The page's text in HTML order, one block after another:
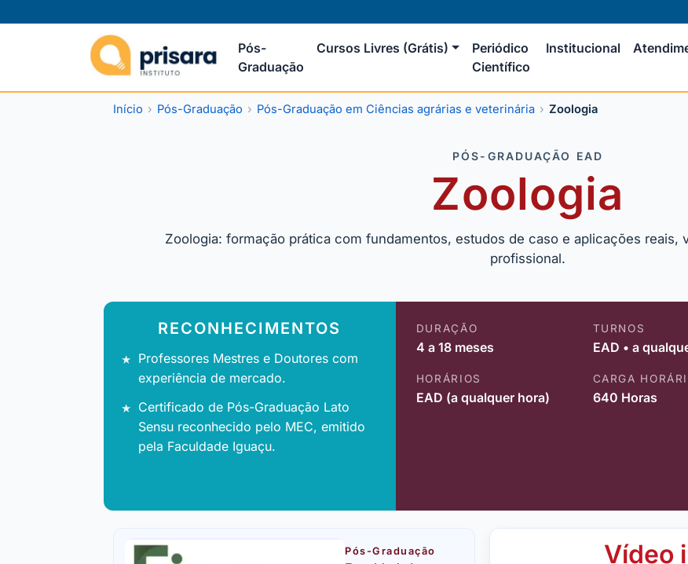
Pós-
Graduação
Cursos Livres (Grátis)
Periódico
Científico
Institucional
Início Pós-Graduação Pós-Graduação em Ciências agrárias e veterinária Zoologia
PÓS-GRADUAÇÃO EAD
Zoologia
Zoologia: formação prática com fundamentos, estudos de caso e aplicações reais,
profissional.
RECONHECIMENTOS
Professores Mestres e Doutores com
experiência de mercado.
Certificado de Pós-Graduação Lato
Sensu reconhecido pelo MEC, emitido
pela Faculdade Iguaçu.
DURAÇÃO
4 a 18 meses
TURNOS
EAD • a
HORÁRIOS
EAD (a qualquer hora)
CARGA
640 Horas
Pós-Graduação Vídeo